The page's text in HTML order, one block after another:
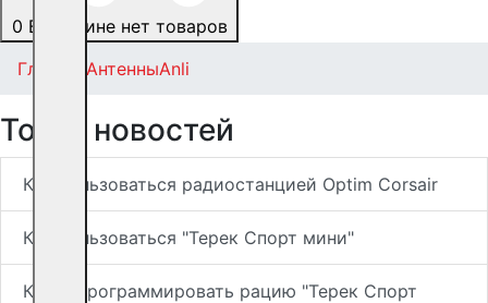
0 В корзине нет товаров
Главная АнтенныAnli
Топ-5 новостей
Как пользоваться радиостанцией Optim Corsair
Как пользоваться "Терек Спорт мини"
Как запрограммировать рацию "Терек Спорт